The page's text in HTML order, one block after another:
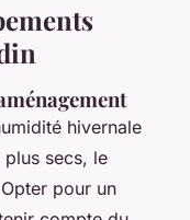
hivernale
secs, le
pour un